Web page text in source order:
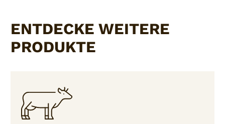
ENTDECKE WEITERE
PRODUKTE